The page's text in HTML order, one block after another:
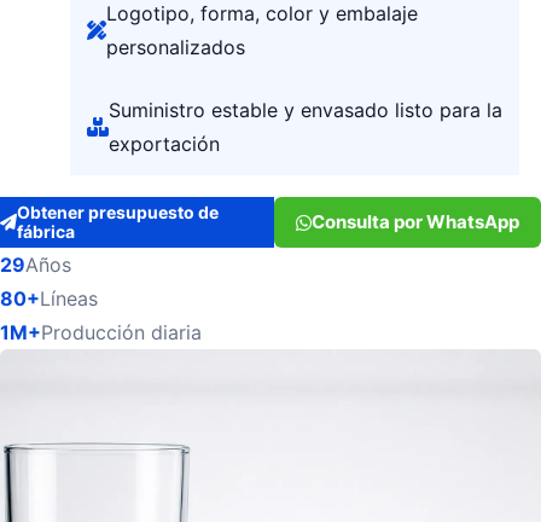
Logotipo, forma, color y embalaje
personalizados
Suministro estable y envasado listo para la
exportación
Obtener presupuesto de
fábrica
Consulta por WhatsApp
29Años
80+Líneas
1M+Producción diaria